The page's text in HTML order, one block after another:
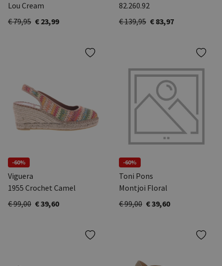
Lou Cream
€ 79,95 € 23,99
82.260.92
€ 139,95 € 83,97
-60%
Viguera
1955 Crochet Camel
€ 99,00 € 39,60
-60%
Toni Pons
Montjoi Floral
€ 99,00 € 39,60